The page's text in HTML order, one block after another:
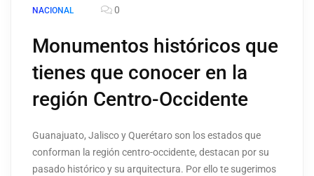
NACIONAL 0
Monumentos históricos que
tienes que conocer en la
región Centro-Occidente
Guanajuato, Jalisco y Querétaro son los estados que
conforman la región centro-occidente, destacan por su
pasado histórico y su arquitectura. Por ello te sugerimos